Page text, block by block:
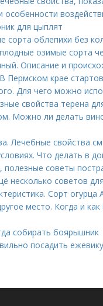
для цыплят
сорта облепихи без
озимые сорта
Описание и
Пермском крае
Для чего можно
свойства терена
Можно ли делать
Лечебные свойства
Что делать в
полезные советы
несколько советов
Сорт огурца
место. Когда и
собирать боярышник
посадить